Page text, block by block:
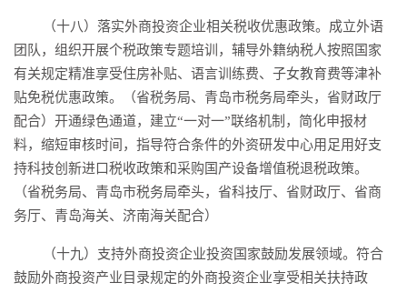
（十八）落实外商投资企业相关税收优惠政策。成立外语
团队，组织开展个税政策专题培训，辅导外籍纳税人按照国家
有关规定精准享受住房补贴、语言训练费、子女教育费等津补
贴免税优惠政策。（省税务局、青岛市税务局牵头，省财政厅
配合）开通绿色通道，建立“一对一”联络机制，简化申报材
料，缩短审核时间，指导符合条件的外资研发中心用足用好支
持科技创新进口税收政策和采购国产设备增值税退税政策。
（省税务局、青岛市税务局牵头，省科技厅、省财政厅、省商
务厅、青岛海关、济南海关配合）
（十九）支持外商投资企业投资国家鼓励发展领域。符合
鼓励外商投资产业目录规定的外商投资企业享受相关扶持政